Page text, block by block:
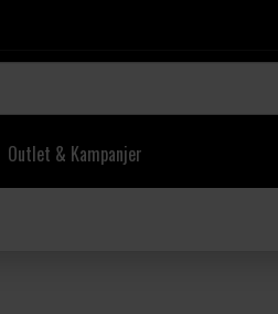
Outlet & Kampanjer